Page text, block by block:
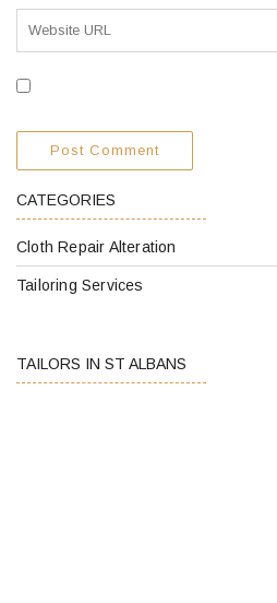
CATEGORIES
Cloth Repair Alteration
Tailoring Services
TAILORS IN ST ALBANS